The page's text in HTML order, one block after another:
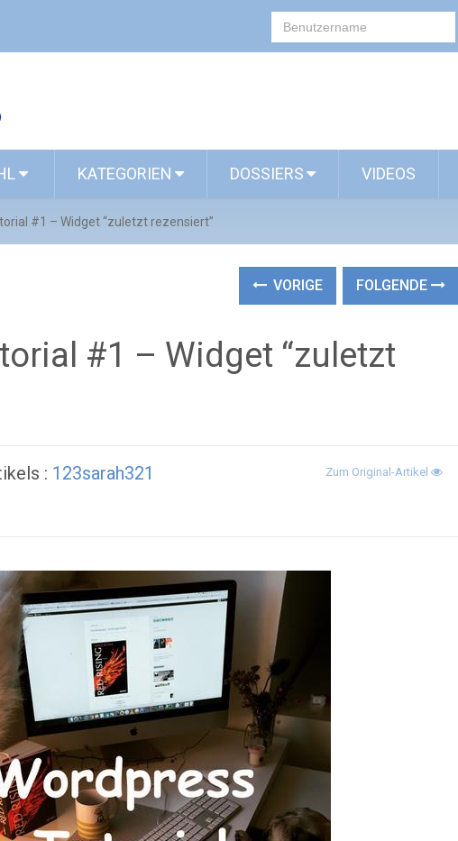
KATEGORIEN DOSSIERS VIDEOS
#1 – Widget “zuletzt rezensiert”
VORIGE FOLGENDE
#1 – Widget “zuletzt
: 123sarah321 Zum Original-Artikel